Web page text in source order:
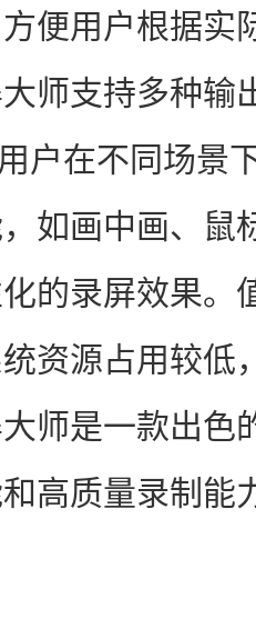
便用户根据实
师支持多种输
户在不同场景
如画中画、鼠
的录屏效果。
资源占用较低
师是一款出色
高质量录制能